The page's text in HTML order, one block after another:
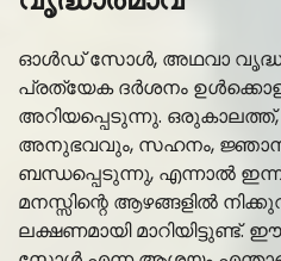
ഓൾഡ് സോൾ, അഥവാ
പ്രത്യേക ദർശനം
അറിയപ്പെടുന്നു.
അനുഭവവും, സഹനം,
ബന്ധപ്പെടുന്നു, എന്നാൽ
മനസ്സിന്റെ ആഴങ്ങളിൽ
ലക്ഷണമായി